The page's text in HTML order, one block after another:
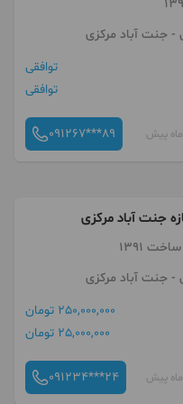
- جنت آباد مرکزی
توافقی
توافقی
091267***89
جنت آباد مرکزی
- جنت آباد مرکزی
250,000,000 تومان
25,000,000 تومان
091234***24